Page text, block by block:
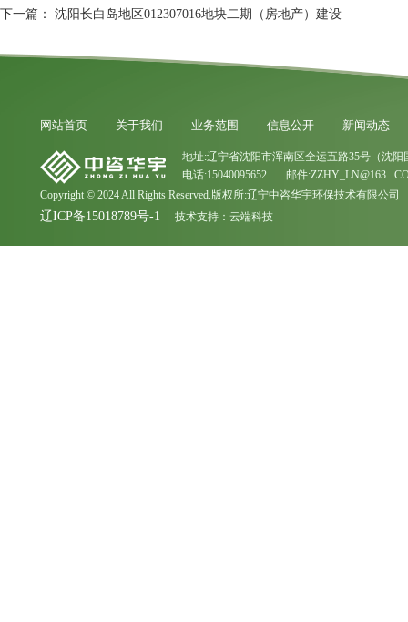
下一篇： 沈阳长白岛地区012307016地块二期（房地产）建设
网站首页 关于我们 业务范围 信息公开 新闻动态
地址:辽宁省沈阳市浑南区全运五路35号（沈阳
电话:15040095652 邮件:ZZHY_LN@163 .
Copyright © 2024 All Rights Reserved.版权所:辽宁中咨华宇环保技术有限公司
辽ICP备15018789号-1 技术支持： 云端科技